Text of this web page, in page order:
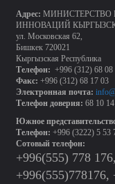
Адрес: МИНИСТЕРСТВО
ИННОВАЦИЙ
ул. Московская 62,
Бишкек 720021
Кыргызская Республика
Телефон: +996 (312) 68 08
Факс: +996 (312) 68 17 03
Электронная почта:
Телефон доверия: 68 10 14
Южное
Телефон: +996 (3222) 5 53
Сотовый телефон:
+996(555) 778
+996(555)778176,